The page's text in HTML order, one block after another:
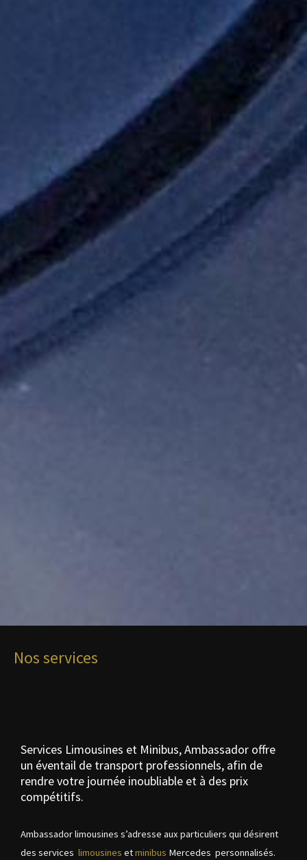
Nos services
Services Limousines et Minibus, Ambassador offre
un éventail de transport professionnels, afin de
rendre votre journée inoubliable et à des prix
compétitifs.
Ambassador limousines s’adresse aux particuliers qui désirent
des services limousines etminibus Mercedes personnalisés.